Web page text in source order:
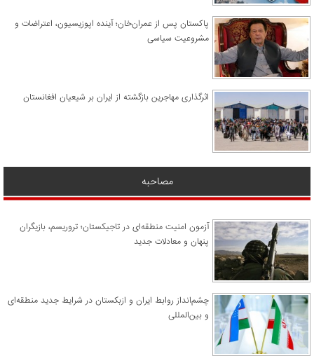
پاکستان پس از عمران‌خان؛ آینده اپوزیسیون، اعتراضات و
مشروعیت سیاسی
اثرگذاری مهاجرین بازگشته از ایران بر شیعیان افغانستان
مصاحبه
آزمون امنیت منطقه‌ای در تاجیکستان؛ تروریسم، بازیگران
پنهان و معادلات جدید
چشم‌انداز روابط ایران و ازبکستان در شرایط جدید منطقه‌ای
و بین‌المللی